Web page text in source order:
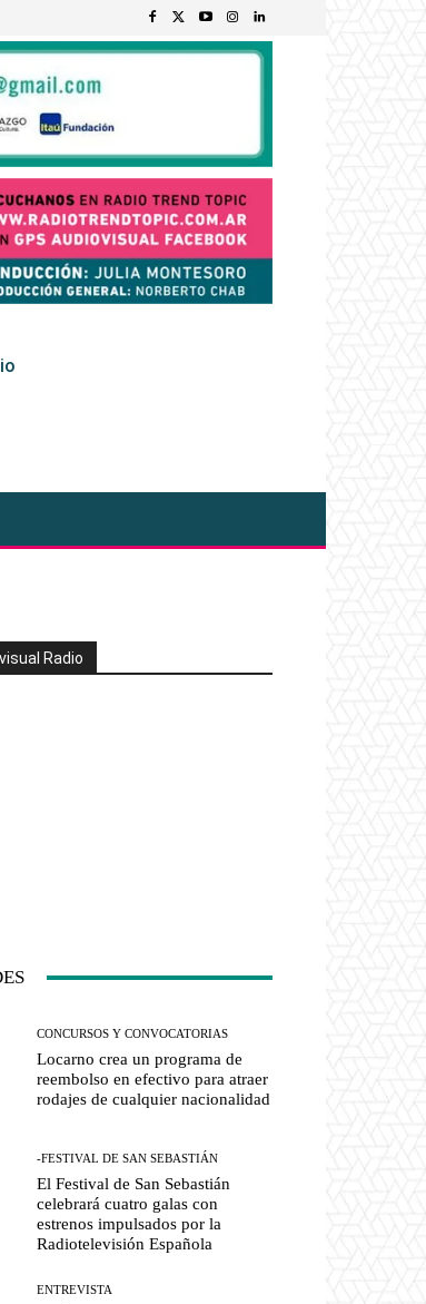
Radio
CONCURSOS Y CONVOCATORIAS
Locarno crea un programa de
reembolso en efectivo para atraer
rodajes de cualquier nacionalidad
-FESTIVAL DE SAN SEBASTIÁN
El Festival de San Sebastián
celebrará cuatro galas con
estrenos impulsados por la
Radiotelevisión Española
ENTREVISTA